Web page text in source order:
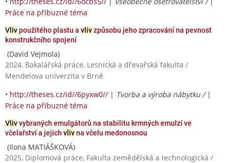
Práce na příbuzné téma
Vlivpoužitého plastu a vlivzpůsobu jeho zpracování na pevnost
konstrukčního spojení
(David Vejmola)
2024, Bakalářská práce, Lesnická a dřevařská fakulta /
Mendelova univerzita v Brně
• http://theses.cz/id//6pyxw0// | Tvorba a výroba nábytku / |
Práce na příbuzné téma
Vlivvybraných emulgátorů na stabilitu krmných emulzí ve
včelařství a jejich vlivna včelu medonosnou
(Ilona MATIÁŠKOVÁ)
2025, Diplomová práce, Fakulta zemědělská a technologická /